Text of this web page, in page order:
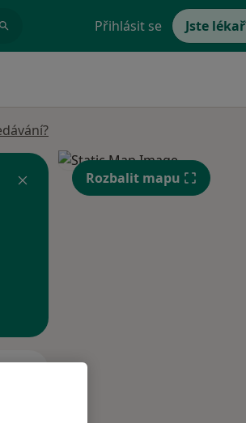
Přihlásit se Jste
Rozbalit mapu